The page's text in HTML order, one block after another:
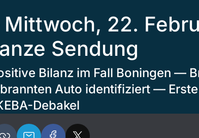
22.
Sendung
Bilanz im Fall Boningen —
Auto identifiziert — Erste
Debakel